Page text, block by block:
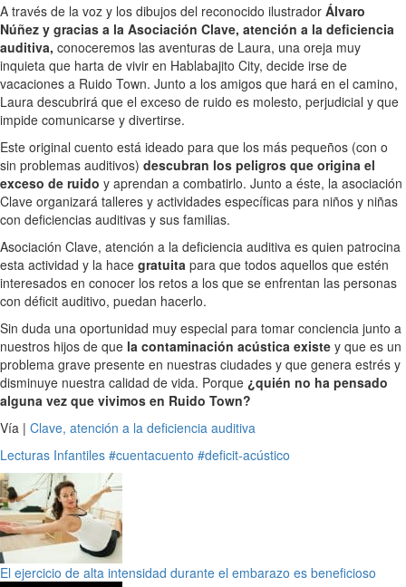
A través de la voz y los dibujos del reconocido ilustrador Álvaro
Núñez y gracias a la Asociación Clave, atención a la deficiencia
auditiva, conoceremos las aventuras de Laura, una oreja muy
inquieta que harta de vivir en Hablabajito City, decide irse de
vacaciones a Ruido Town. Junto a los amigos que hará en el camino,
Laura descubrirá que el exceso de ruido es molesto, perjudicial y que
impide comunicarse y divertirse.
Este original cuento está ideado para que los más pequeños (con o
sin problemas auditivos) descubran los peligros que origina el
exceso de ruido y aprendan a combatirlo. Junto a éste, la asociación
Clave organizará talleres y actividades específicas para niños y niñas
con deficiencias auditivas y sus familias.
Asociación Clave, atención a la deficiencia auditiva es quien patrocina
esta actividad y la hace gratuita para que todos aquellos que estén
interesados en conocer los retos a los que se enfrentan las personas
con déficit auditivo, puedan hacerlo.
Sin duda una oportunidad muy especial para tomar conciencia junto a
nuestros hijos de que la contaminación acústica existe y que es un
problema grave presente en nuestras ciudades y que genera estrés y
disminuye nuestra calidad de vida. Porque ¿quién no ha pensado
alguna vez que vivimos en Ruido Town?
Vía | Clave, atención a la deficiencia auditiva
Lecturas Infantiles #cuentacuento #deficit-acústico
El ejercicio de alta intensidad durante el embarazo es beneficioso